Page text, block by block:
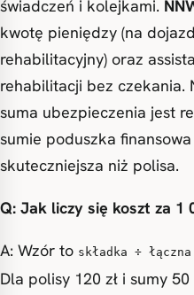
świadczeń i kolejkami.
kwotę pieniędzy (na
rehabilitacyjny) oraz
rehabilitacji bez czekania.
suma ubezpieczenia jest
sumie poduszka
skuteczniejsza niż polisa.
Q: Jak liczy się koszt za 1
A: Wzór to składka ÷
Dla polisy 120 zł i sumy 50